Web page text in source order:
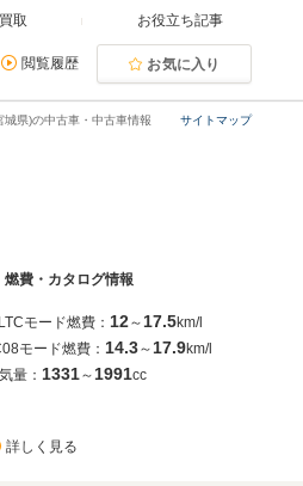
取 お役立ち記事
閲覧履歴 お気に入り
サイトマップ
城県)の中古車・中古車情報
燃費・カタログ情報
モード燃費： 12～ 17.5km/l
モード燃費： 14.3～ 17.9km/l
量： 1331～ 1991cc
詳しく見る